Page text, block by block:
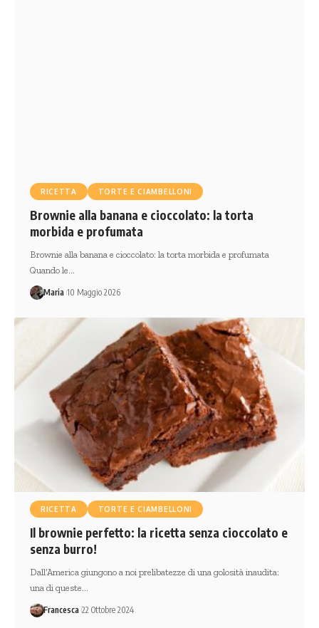
RICETTA TORTE E CIAMBELLONI
Brownie alla banana e cioccolato: la torta
morbida e profumata
Brownie alla banana e cioccolato: la torta morbida e profumata
Quando le…
Maria 10 Maggio 2026
RICETTA TORTE E CIAMBELLONI
Il brownie perfetto: la ricetta senza cioccolato e
senza burro!
Dall’America giungono a noi prelibatezze di una golosità inaudita:
una di queste…
Francesca 22 Ottobre 2024